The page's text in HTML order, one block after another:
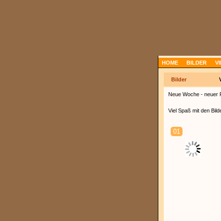
HOME BILDER
Bilder
Neue Woche - neuer
Viel Spaß mit den
01